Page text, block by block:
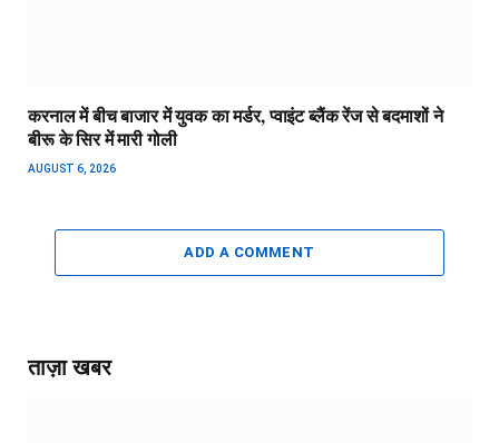
करनाल में बीच बाजार में युवक का मर्डर, प्वाइंट ब्लैंक रेंज से बदमाशों ने
बीरू के सिर में मारी गोली
AUGUST 6, 2026
ADD A COMMENT
ताज़ा खबर